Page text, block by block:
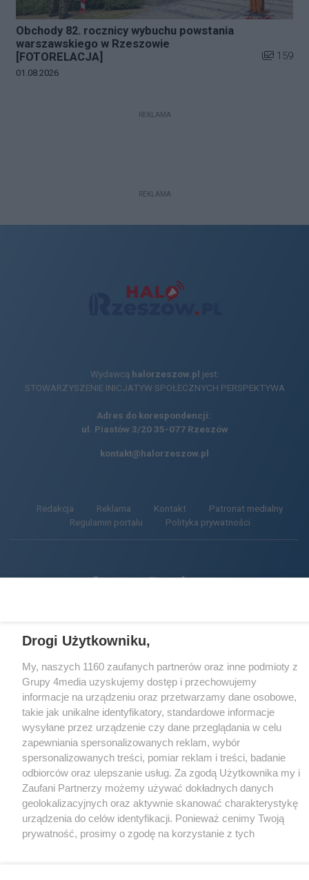
Obchody 82. rocznicy wybuchu powstania
warszawskiego w Rzeszowie
[FOTORELACJA]
Liczba
159
Data dodania galerii:
01.08.2026
REKLAMA
REKLAMA
Wydawcą halorzeszow.pl jest:
STOWARZYSZENIE INICJATYW SPOŁECZNYCH PERSPEKTYWA
Adres do korespondencji:
ul. Piastów 3/20 35-077 Rzeszów
kontakt@halorzeszow.pl
Redakcja Reklama Kontakt
Patronat medialny
Regulamin portalu
Polityka prywatności
Unmute Loaded:
Drogi Użytkowniku,
My, naszych 1160 zaufanych partnerów oraz inne podmioty z
Grupy 4media uzyskujemy dostęp i przechowujemy
informacje na urządzeniu oraz przetwarzamy dane osobowe,
takie jak unikalne identyfikatory, standardowe informacje
wysyłane przez urządzenie czy dane przeglądania w celu
zapewniania spersonalizowanych reklam, wybór
spersonalizowanych treści, pomiar reklam i treści, badanie
odbiorców oraz ulepszanie usług. Za zgodą Użytkownika my i
Zaufani Partnerzy możemy używać dokładnych danych
geolokalizacyjnych oraz aktywnie skanować charakterystykę
urządzenia do celów identyfikacji. Ponieważ cenimy Twoją
prywatność, prosimy o zgodę na korzystanie z tych